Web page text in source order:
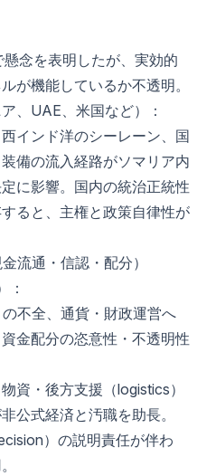
念を表明したが、実効的
が機能しているか不透明。
、UAE、米国など）：
インド洋のシーレーン、国
備の流入経路がソマリア内
に影響。国内の統治正統性
ると、主権と政策自律性が
流通・信認・配分）
：
不全、通貨・財政運営へ
金配分の恣意性・不透明性
資・後方支援（logistics）
公式経済と汚職を助長。
）の説明責任が伴わ